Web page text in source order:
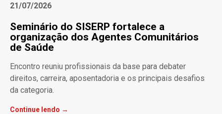
21/07/2026
Seminário do SISERP fortalece a
organização dos Agentes Comunitários
de Saúde
Encontro reuniu profissionais da base para debater
direitos, carreira, aposentadoria e os principais desafios
da categoria.
Continue lendo →